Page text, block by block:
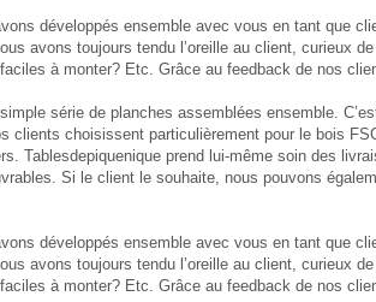
développés ensemble avec vous en tant que
avons toujours tendu l’oreille au client, curieux
à monter? Etc. Grâce au feedback de nos
série de planches assemblées ensemble.
choisissent particulièrement pour le bois
Tablesdepiquenique prend lui-même soin des
Si le client le souhaite, nous pouvons
développés ensemble avec vous en tant que
avons toujours tendu l’oreille au client, curieux
à monter? Etc. Grâce au feedback de nos